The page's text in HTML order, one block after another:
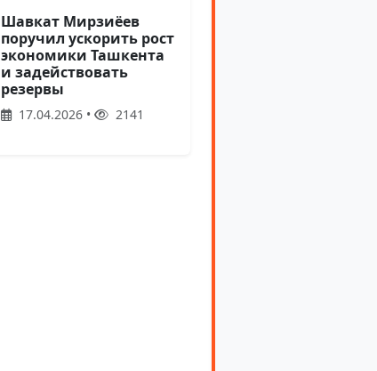
Шавкат Мирзиёев
поручил ускорить рост
экономики Ташкента
и задействовать
резервы
17.04.2026 • 2141